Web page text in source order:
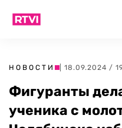
НОВОСТИ | 18.09.2024 /
Фигуранты
ученика с